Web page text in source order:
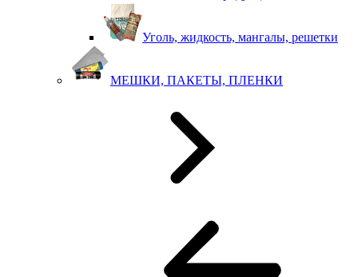
Уголь, жидкость, мангалы, решетки
МЕШКИ, ПАКЕТЫ, ПЛЕНКИ